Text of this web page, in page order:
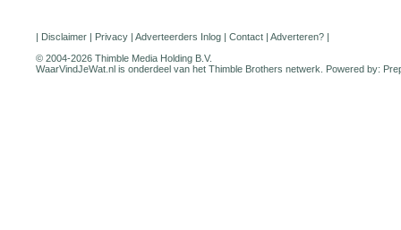
| Disclaimer | Privacy | Adverteerders Inlog | Contact | Adverteren? |
© 2004-2026 Thimble Media Holding B.V.
WaarVindJeWat.nl is onderdeel van het Thimble Brothers netwerk. Powered by: